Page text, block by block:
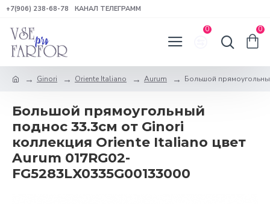
+7(906) 238-68-78 КАНАЛ ТЕЛЕГРАММ
0 0
Ginori Oriente Italiano Aurum Большой
Большой прямоугольный
поднос 33.3см от Ginori
коллекция Oriente Italiano цвет
Aurum 017RG02-
FG5283LX0335G00133000